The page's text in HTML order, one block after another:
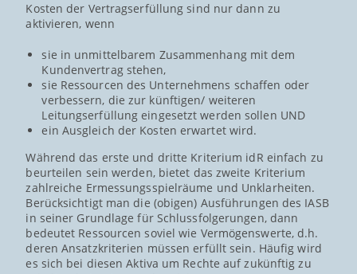
Kosten der Vertragserfüllung sind nur dann zu
aktivieren, wenn
sie in unmittelbarem Zusammenhang mit dem
Kundenvertrag stehen,
sie Ressourcen des Unternehmens schaffen oder
verbessern, die zur künftigen/ weiteren
Leitungserfüllung eingesetzt werden sollen UND
ein Ausgleich der Kosten erwartet wird.
Während das erste und dritte Kriterium idR einfach zu
beurteilen sein werden, bietet das zweite Kriterium
zahlreiche Ermessungsspielräume und Unklarheiten.
Berücksichtigt man die (obigen) Ausführungen des IASB
in seiner Grundlage für Schlussfolgerungen, dann
bedeutet Ressourcen soviel wie Vermögenswerte, d.h.
deren Ansatzkriterien müssen erfüllt sein. Häufig wird
es sich bei diesen Aktiva um Rechte auf zukünftig zu